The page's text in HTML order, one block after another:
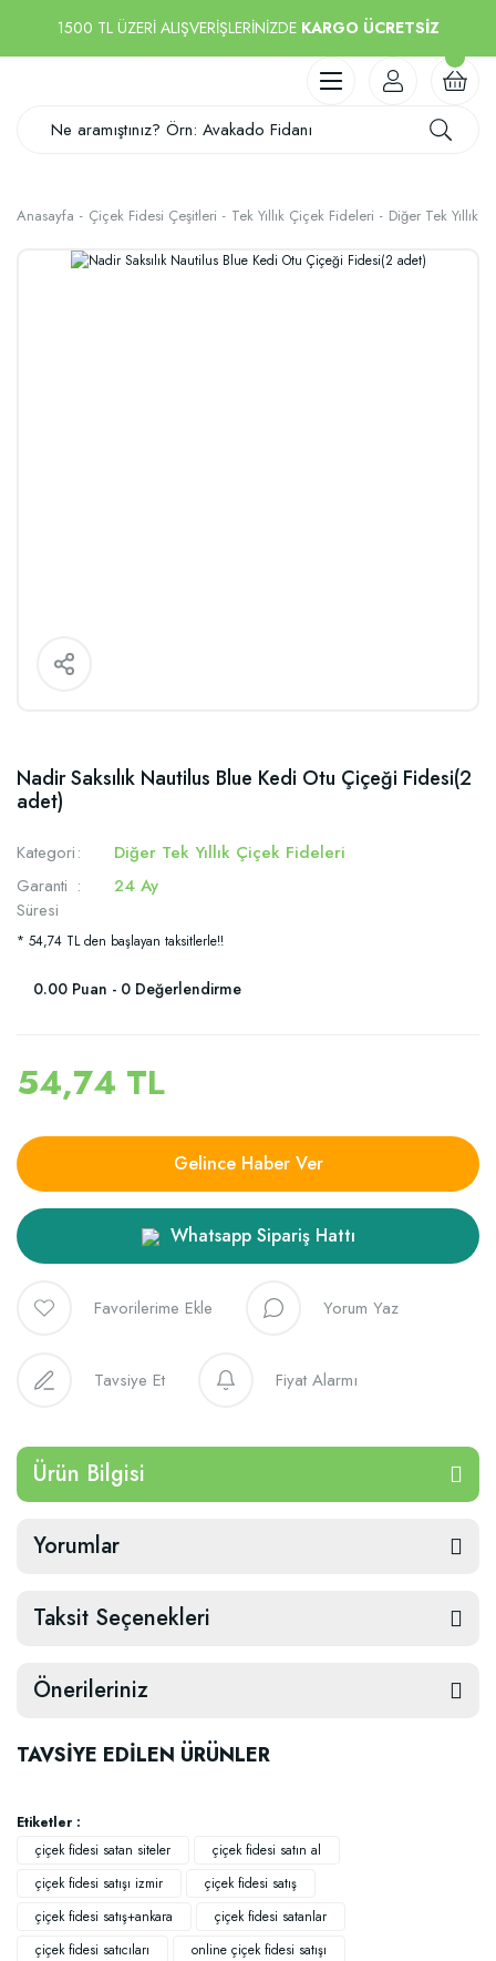
1500 TL ÜZERİ ALIŞVERİŞLERİNİZDE KARGO ÜCRETSİZ
Anasayfa Çiçek Fidesi Çeşitleri Tek Yıllık Çiçek Fideleri Diğer Tek Yıllık
Nadir Saksılık Nautilus Blue Kedi Otu Çiçeği Fidesi(2
adet)
Kategori
Diğer Tek Yıllık Çiçek Fideleri
Garanti
Süresi
24 Ay
* 54,74 TL den başlayan taksitlerle!!
0.00 Puan - 0 Değerlendirme
54,74 TL
Gelince Haber Ver
Whatsapp Sipariş Hattı
Yorum Yaz
Tavsiye Et Fiyat Alarmı
Ürün Bilgisi
Yorumlar
Taksit Seçenekleri
Önerileriniz
TAVSİYE EDİLEN ÜRÜNLER
Etiketler :
çiçek fidesi satan siteler
çiçek fidesi satın al
çiçek fidesi satışı izmir
çiçek fidesi satış
çiçek fidesi satış+ankara
çiçek fidesi satanlar
çiçek fidesi satıcıları
online çiçek fidesi satışı